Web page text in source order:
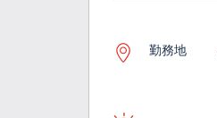
勤務地